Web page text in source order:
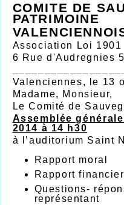
COMITE DE
PATRIMOINE
Association Loi 1901
6 Rue d'Audregnies
Valenciennes, le 13
Madame, Monsieur,
Le Comité de
Assemblée générale
2014 à 14 h30
à l’auditorium Saint
Rapport moral
Rapport financier
Questions-
représentant